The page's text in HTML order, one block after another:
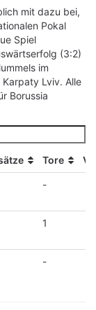
mit dazu bei,
Pokal
Spiel
(3:2)
im
Lviv. Alle
Borussia
Tore
-
1
-